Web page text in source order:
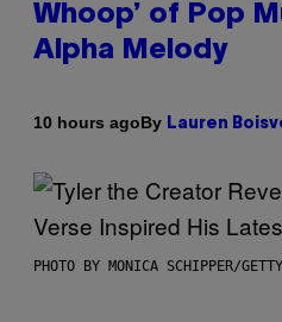
Whoop’ of Pop
Alpha Melody
10 hours agoBy Lauren
PHOTO BY MONICA SCHIPPER/